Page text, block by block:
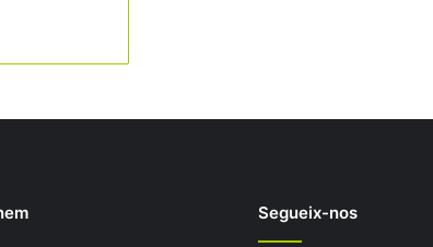
Segueix-nos